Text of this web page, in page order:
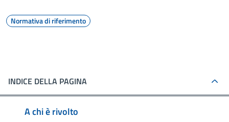
Normativa di riferimento
INDICE DELLA PAGINA
A chi è rivolto